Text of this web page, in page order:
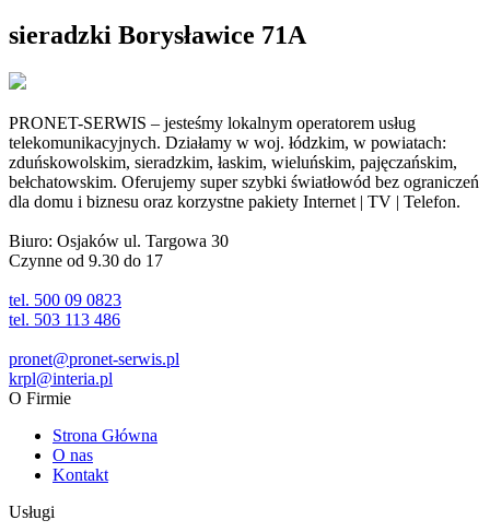
sieradzki Borysławice 71A
PRONET-SERWIS – jesteśmy lokalnym operatorem usług
telekomunikacyjnych. Działamy w woj. łódzkim, w powiatach:
zduńskowolskim, sieradzkim, łaskim, wieluńskim, pajęczańskim,
bełchatowskim. Oferujemy super szybki światłowód bez ograniczeń
dla domu i biznesu oraz korzystne pakiety Internet | TV | Telefon.
Biuro: Osjaków ul. Targowa 30
Czynne od 9.30 do 17
tel. 500 09 0823
tel. 503 113 486
pronet@pronet-serwis.pl
krpl@interia.pl
O Firmie
Strona Główna
O nas
Kontakt
Usługi